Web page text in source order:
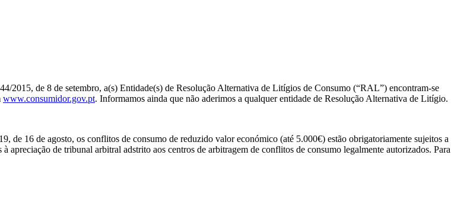
2015, de 8 de setembro, a(s) Entidade(s) de Resolução Alternativa de Litígios de Consumo (“RAL”) encontram-se
www.consumidor.gov.pt. Informamos ainda que não aderimos a qualquer entidade de Resolução Alternativa de Litígio.
de 16 de agosto, os conflitos de consumo de reduzido valor económico (até 5.000€) estão obrigatoriamente sujeitos a
apreciação de tribunal arbitral adstrito aos centros de arbitragem de conflitos de consumo legalmente autorizados. Para